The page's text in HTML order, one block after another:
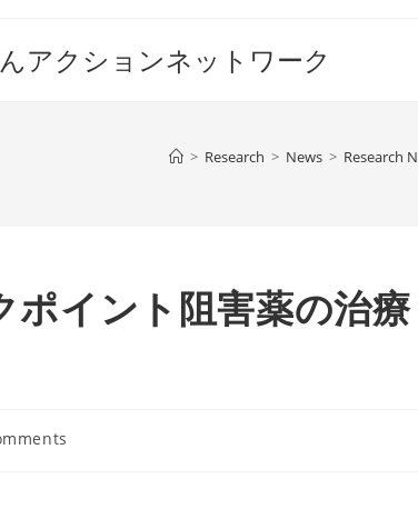
アクションネットワーク
> Research > News > Research
ポイント阻害薬の治療